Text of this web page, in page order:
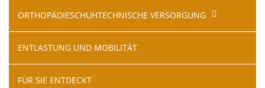
ORTHOPÄDIESCHUHTECHNISCHE VERSORGUNG
ENTLASTUNG UND MOBILITÄT
FÜR SIE ENTDECKT